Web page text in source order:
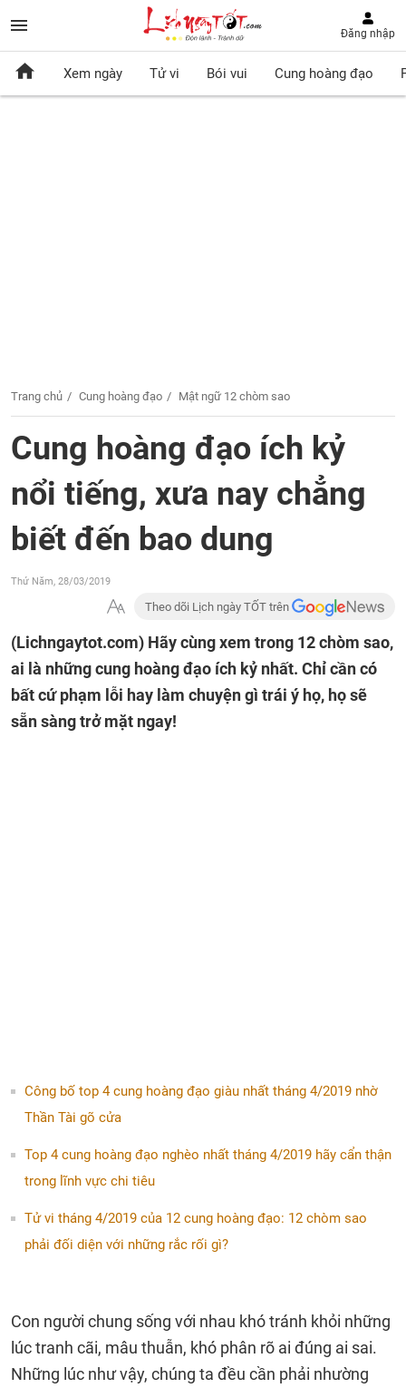
Đăng nhập
Xem ngày Tử vi Bói vui Cung hoàng đạo
Trang chủ Cung hoàng đạo Mật ngữ 12 chòm sao
Cung hoàng đạo ích kỷ
nổi tiếng, xưa nay chẳng
biết đến bao dung
Thứ Năm, 28/03/2019
Theo dõi Lịch ngày TỐT trên
(Lichngaytot.com) Hãy cùng xem trong 12 chòm sao,
ai là những cung hoàng đạo ích kỷ nhất. Chỉ cần có
bất cứ phạm lỗi hay làm chuyện gì trái ý họ, họ sẽ
sẵn sàng trở mặt ngay!
Công bố top 4 cung hoàng đạo giàu nhất tháng 4/2019 nhờ
Thần Tài gõ cửa
Top 4 cung hoàng đạo nghèo nhất tháng 4/2019 hãy cẩn thận
trong lĩnh vực chi tiêu
Tử vi tháng 4/2019 của 12 cung hoàng đạo: 12 chòm sao
phải đối diện với những rắc rối gì?
Con người chung sống với nhau khó tránh khỏi những
lúc tranh cãi, mâu thuẫn, khó phân rõ ai đúng ai sai.
Những lúc như vậy, chúng ta đều cần phải nhường